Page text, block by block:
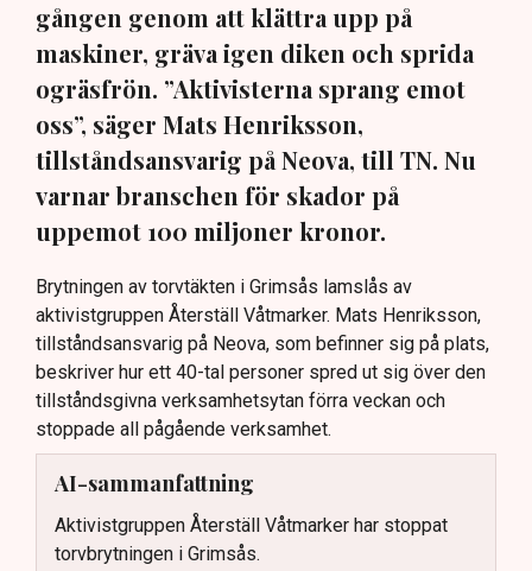
gången genom att klättra upp på
maskiner, gräva igen diken och sprida
ogräsfrön. ”Aktivisterna sprang emot
oss”, säger Mats Henriksson,
tillståndsansvarig på Neova, till TN. Nu
varnar branschen för skador på
uppemot 100 miljoner kronor.
Brytningen av torvtäkten i Grimsås lamslås av
aktivistgruppen Återställ Våtmarker. Mats Henriksson,
tillståndsansvarig på Neova, som befinner sig på plats,
beskriver hur ett 40-tal personer spred ut sig över den
tillståndsgivna verksamhetsytan förra veckan och
stoppade all pågående verksamhet.
AI-sammanfattning
Aktivistgruppen Återställ Våtmarker har stoppat
torvbrytningen i Grimsås.